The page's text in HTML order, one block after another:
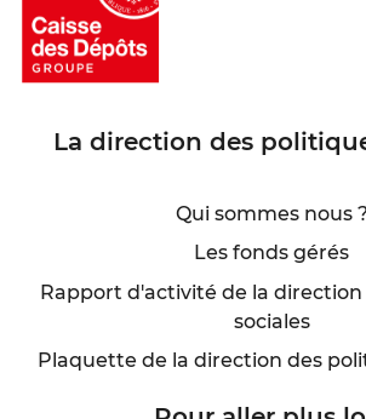
La direction des
Qui sommes nous ?
Les fonds gérés
Rapport d'activité de la
sociales
Plaquette de la direction des